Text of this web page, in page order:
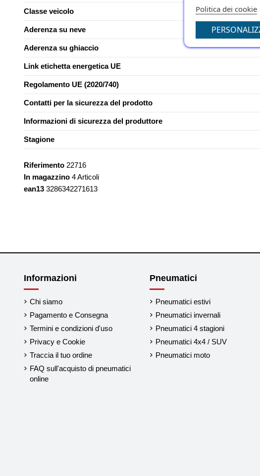
Classe veicolo
Aderenza su neve
Aderenza su ghiaccio
Link etichetta energetica UE
Regolamento UE (2020/740)
Contatti per la sicurezza del prodotto
Informazioni di sicurezza del produttore
Stagione
Riferimento 22716
In magazzino 4 Articoli
ean13 3286342271613
Informazioni
Chi siamo
Pagamento e Consegna
Termini e condizioni d'uso
Privacy e Cookie
Traccia il tuo ordine
FAQ sull'acquisto di pneumatici
online
Pneumatici
Pneumatici estivi
Pneumatici invernali
Pneumatici 4 stagioni
Pneumatici 4x4 / SUV
Pneumatici moto
Politica dei cookie